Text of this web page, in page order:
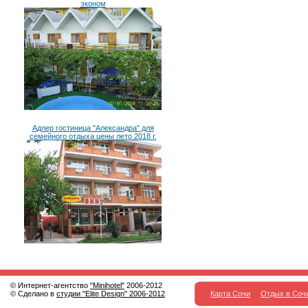
эконом
Адлер гостиница "Александра" для
семейного отдыха цены лето 2018 г.
© Интернет-агентство "Minihotel" 2006-2012
© Сделано в студии "Elite Design" 2006-2012 Карта Сочи Отдых в